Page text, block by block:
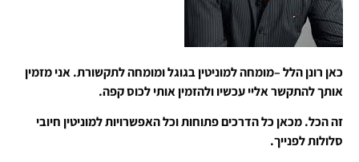
כאן רונן הלל –מומחה למוניטין בגוגל ומומחה לתקשורת. אני מזמין
אותך להתקשר אליי עכשיו ולהזמין אותי לכוס קפה.
זה הכל. מכאן כל הדרכים פתוחות וכל האפשרויות למוניטין חיובי
סלולות לפנייך.